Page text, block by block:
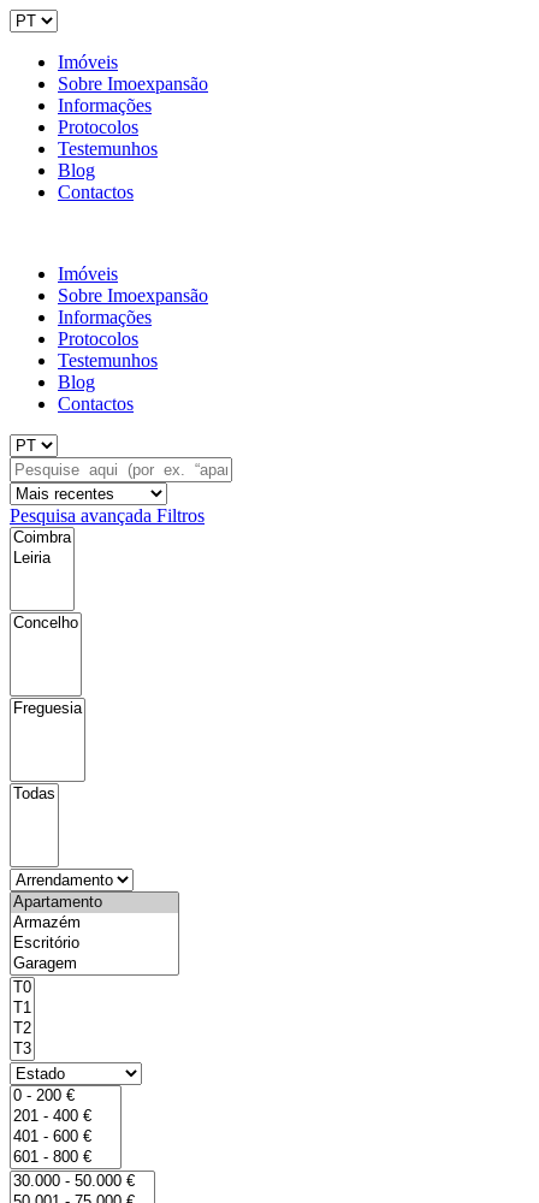
Imóveis
Sobre Imoexpansão
Informações
Protocolos
Testemunhos
Blog
Contactos
Imóveis
Sobre Imoexpansão
Informações
Protocolos
Testemunhos
Blog
Contactos
Pesquisa avançada Filtros